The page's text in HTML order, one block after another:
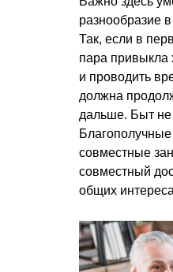
разнообразие в
Так, если в
пара привыкла
и проводить
должна
дальше. Быт не
совместные
совместный
общих